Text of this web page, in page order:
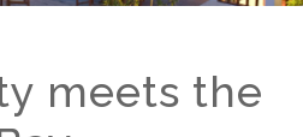
meets the